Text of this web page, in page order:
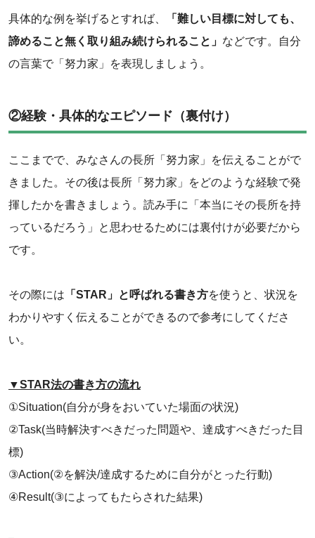
具体的な例を挙げるとすれば、
「難しい目標に対しても、
諦めること無く取り組み続けられること」 などです。自分
の言葉で「努力家」を表現しましょう。
②経験・具体的なエピソード（裏付け）
ここまでで、みなさんの長所「努力家」を伝えることがで
きました。その後は長所「努力家」をどのような経験で発
揮したかを書きましょう。読み手に「本当にその長所を持
っているだろう」と思わせるためには裏付けが必要だから
です。
その際には 「STAR」と呼ばれる書き方を使うと、状況を
わかりやすく伝えることができるので参考にしてくださ
い。
▼STAR法の書き方の流れ
①Situation(自分が身をおいていた場面の状況)
‌②Task(当時解決すべきだった問題や、達成すべきだった目
標)
‌③Action(②を解決/達成するために自分がとった行動)
‌④Result(③によってもたらされた結果)